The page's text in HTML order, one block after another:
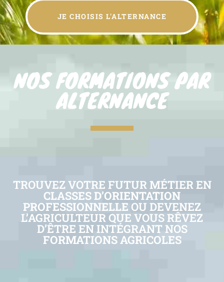
JE CHOISIS L'ALTERNANCE
NOS FORMATIONS PAR
ALTERNANCE
TROUVEZ VOTRE FUTUR MÉTIER EN
CLASSES D’ORIENTATION
PROFESSIONNELLE OU DEVENEZ
L’AGRICULTEUR QUE VOUS RÊVEZ
D’ÊTRE EN INTÉGRANT NOS
FORMATIONS AGRICOLES